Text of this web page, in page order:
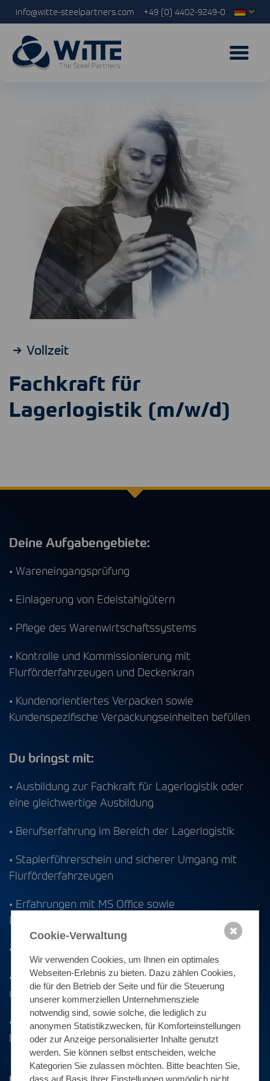
info@witte-steelpartners.com +49 (0) 4402-9249-0
Vollzeit
Fachkraft für
Lagerlogistik (m/w/d)
Deine Aufgabengebiete:
• Wareneingangsprüfung
• Einlagerung von Edelstahlgütern
• Pflege des Warenwirtschaftssystems
• Kontrolle und Kommissionierung mit
Flurförderfahrzeugen und Deckenkran
• Kundenorientiertes Verpacken sowie
Kundenspezifische Verpackungseinheiten befüllen
Du bringst mit:
• Ausbildung zur Fachkraft für Lagerlogistik oder
eine gleichwertige Ausbildung
• Berufserfahrung im Bereich der Lagerlogistik
• Staplerführerschein und sicherer Umgang mit
Flurförderfahrzeugen
• Erfahrungen mit MS Office sowie
Lagerverwaltungssoftware und MDE
• Führerschein Klasse B wünschenswert
• Qualitätsbewusstsein, Flexibilität, Zuverlässigkeit
und Teamfähigkeit
• Freundliches Auftreten im Umgang mit Kunden,
Lieferanten und Mitarbeitern
Gute Argumente für deine langfristige
Cookie-Verwaltung
Wir verwenden Cookies, um Ihnen ein optimales
Webseiten-Erlebnis zu bieten. Dazu zählen Cookies,
die für den Betrieb der Seite und für die Steuerung
unserer kommerziellen Unternehmensziele
notwendig sind, sowie solche, die lediglich zu
anonymen Statistikzwecken, für Komforteinstellungen
oder zur Anzeige personalisierter Inhalte genutzt
werden. Sie können selbst entscheiden, welche
Kategorien Sie zulassen möchten. Bitte beachten Sie,
✖